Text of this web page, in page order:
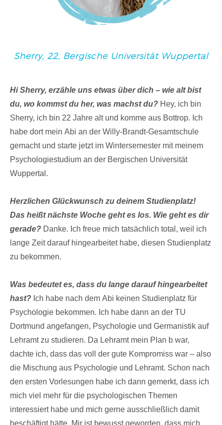
Sherry, 22, Bergische Universität Wuppertal
Hi Sherry, erzähle uns etwas über dich – wie alt bist
du, wo kommst du her, was machst du? Hey, ich bin
Sherry, ich bin 22 Jahre alt und komme aus Bottrop. Ich
habe dort mein Abi an der Willy-Brandt-Gesamtschule
gemacht und starte jetzt im Wintersemester mit meinem
Psychologiestudium an der Bergischen Universität
Wuppertal.
Herzlichen Glückwunsch zu deinem Studienplatz!
Das heißt nächste Woche geht es los. Wie geht es dir
gerade? Danke. Ich freue mich tatsächlich total, weil ich
lange Zeit darauf hingearbeitet habe, diesen Studienplatz
zu bekommen.
Was bedeutet es, dass du lange darauf hingearbeitet
hast? Ich habe nach dem Abi keinen Studienplatz für
Psychologie bekommen. Ich habe dann an der TU
Dortmund angefangen, Psychologie und Germanistik auf
Lehramt zu studieren. Da Lehramt mein Plan b war,
dachte ich, dass das voll der gute Kompromiss war – also
die Mischung aus Psychologie und Lehramt. Schon nach
den ersten Vorlesungen habe ich dann gemerkt, dass ich
mich viel mehr für die psychologischen Themen
interessiert habe und mich gerne ausschließlich damit
beschäftigt hätte. Mir ist bewusst geworden, dass mich